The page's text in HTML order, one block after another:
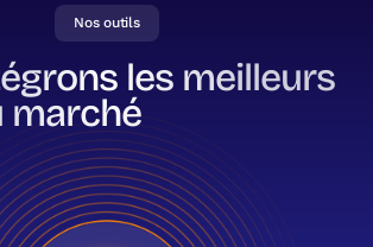
Nos outils
les meilleurs
marché